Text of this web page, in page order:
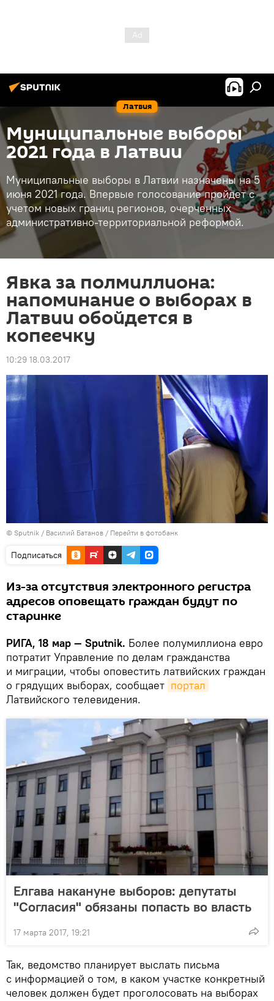
Латвия
Муниципальные выборы
2021 года в Латвии
Муниципальные выборы в Латвии назначены на 5
июня 2021 года. Впервые голосование пройдет с
учетом новых границ регионов, очерченных
административно-территориальной реформой.
Явка за полмиллиона:
напоминание о выборах в
Латвии обойдется в
копеечку
10:29 18.03.2017
© Sputnik / Василий Батанов / Перейти в фотобанк
Подписаться
Из-за отсутствия электронного регистра
адресов оповещать граждан будут по
старинке
РИГА, 18 мар — Sputnik. Более полумиллиона евро
потратит Управление по делам гражданства
и миграции, чтобы оповестить латвийских граждан
о грядущих выборах, сообщает портал
Латвийского телевидения.
Елгава накануне выборов: депутаты
"Согласия" обязаны попасть во власть
17 марта 2017, 19:21
Так, ведомство планирует выслать письма
с информацией о том, в каком участке конкретный
человек должен будет проголосовать на выборах